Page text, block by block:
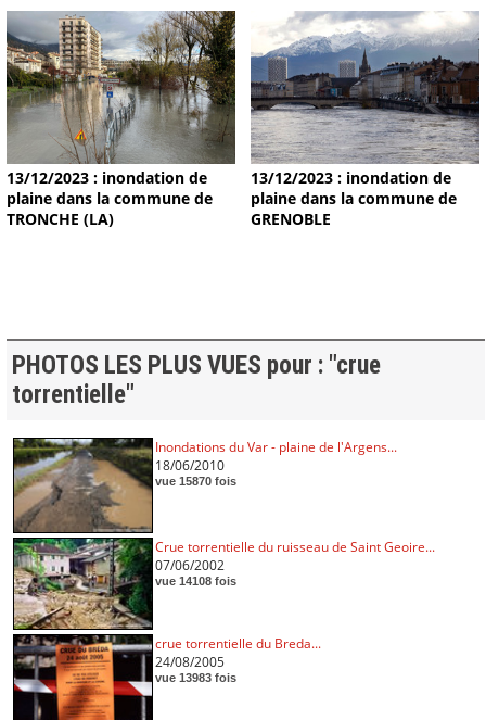
13/12/2023 : inondation de
plaine dans la commune de
TRONCHE (LA)
13/12/2023 : inondation de
plaine dans la commune de
GRENOBLE
PHOTOS LES PLUS VUES pour : "crue
torrentielle"
Inondations du Var - plaine de l'Argens...
18/06/2010
vue 15870 fois
Crue torrentielle du ruisseau de Saint Geoire...
07/06/2002
vue 14108 fois
crue torrentielle du Breda...
24/08/2005
vue 13983 fois